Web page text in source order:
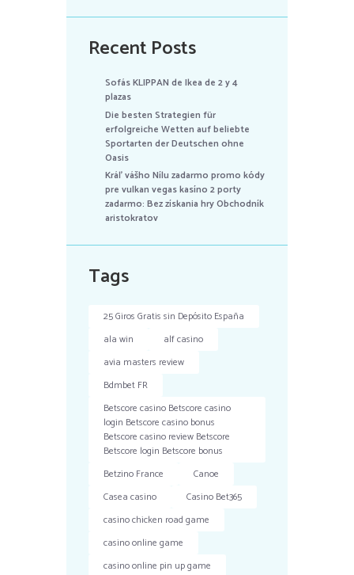
Recent Posts
Sofás KLIPPAN de Ikea de 2 y 4
plazas
Die besten Strategien für
erfolgreiche Wetten auf beliebte
Sportarten der Deutschen ohne
Oasis
Kráľ vášho Nílu zadarmo promo kódy
pre vulkan vegas kasíno 2 porty
zadarmo: Bez získania hry Obchodník
aristokratov
Tags
25 Giros Gratis sin Depósito España
ala win
alf casino
avia masters review
Bdmbet FR
Betscore casino Betscore casino
login Betscore casino bonus
Betscore casino review Betscore
Betscore login Betscore bonus
Betzino France
Canoe
Casea casino
Casino Bet365
casino chicken road game
casino online game
casino online pin up game